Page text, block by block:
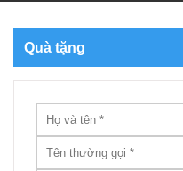
Quà tặng